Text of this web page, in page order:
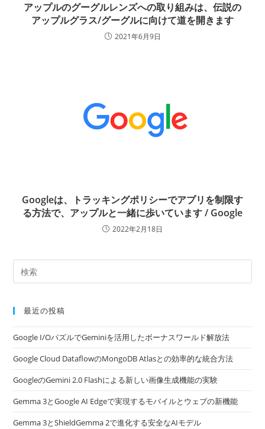
アップルのグーグルレンズへの取り組みは、伝説の
アップルグラス/グーグルに向けて道を開きます
2021年6月9日
Googleは、トラッキングポリシーでアプリを制限す
る方法で、アップルと一緒に歩いています / Google
2022年2月18日
最近の投稿
Google I/OパズルでGeminiを活用したボーナスワールド解放法
Google Cloud DataflowのMongoDB Atlasとの効率的な統合方法
GoogleのGemini 2.0 Flashによる新しい画像生成機能の実験
Gemma 3とGoogle AI Edgeで実現するモバイルとウェブの新機能
Gemma 3とShieldGemma 2で進化する安全なAIモデル